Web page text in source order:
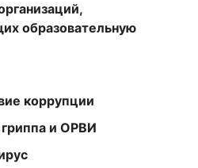
образовательную
коррупции
и ОРВИ